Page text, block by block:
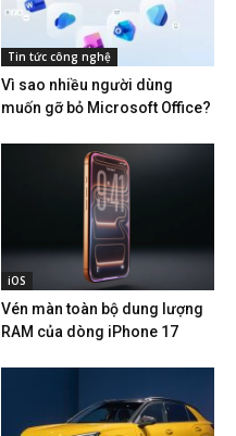
Tin tức công nghệ
Vì sao nhiều người dùng
muốn gỡ bỏ Microsoft Office?
iOS
Vén màn toàn bộ dung lượng
RAM của dòng iPhone 17